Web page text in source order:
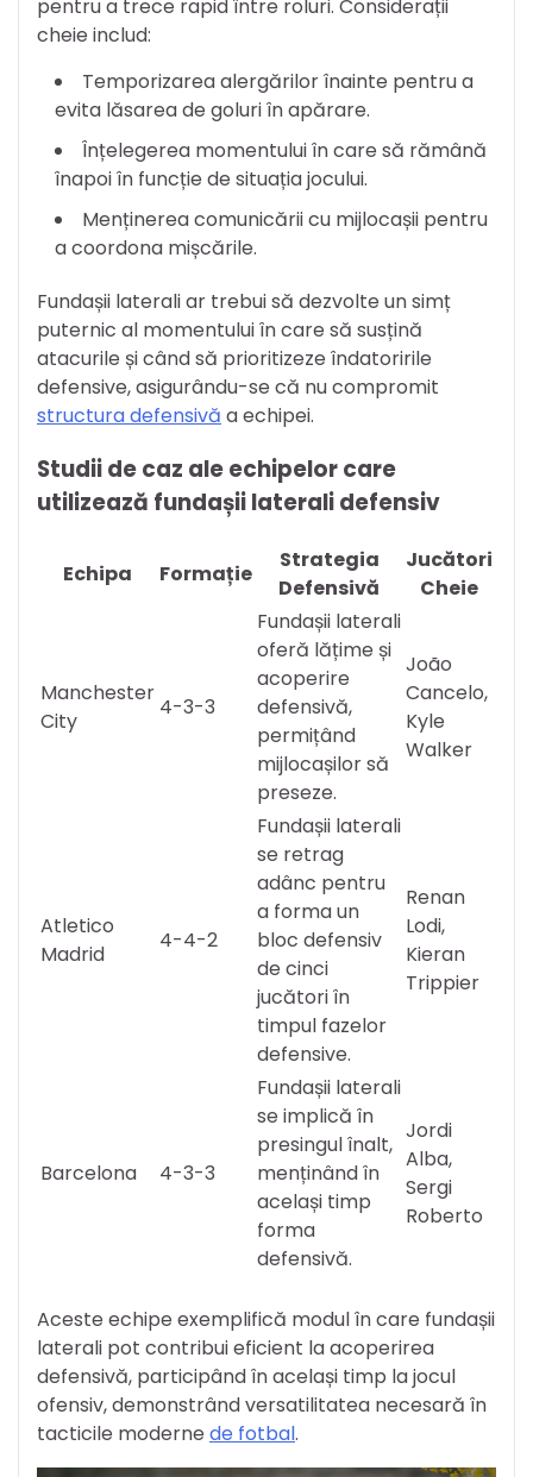
pentru a trece rapid între roluri. Considerații
cheie includ:
Temporizarea alergărilor înainte pentru a
evita lăsarea de goluri în apărare.
Înțelegerea momentului în care să rămână
înapoi în funcție de situația jocului.
Menținerea comunicării cu mijlocașii pentru
a coordona mișcările.
Fundașii laterali ar trebui să dezvolte un simț
puternic al momentului în care să susțină
atacurile și când să prioritizeze îndatoririle
defensive, asigurându-se că nu compromit
structura defensivă a echipei.
Studii de caz ale echipelor care
utilizează fundașii laterali defensiv
Echipa Formație
Strategia
Defensivă
Jucători
Cheie
Manchester
City
4-3-3
Fundașii laterali
oferă lățime și
acoperire
defensivă,
permițând
mijlocașilor să
preseze.
João
Cancelo,
Kyle
Walker
Atletico
Madrid
4-4-2
Fundașii laterali
se retrag
adânc pentru
a forma un
bloc defensiv
de cinci
jucători în
timpul fazelor
defensive.
Renan
Lodi,
Kieran
Trippier
Barcelona 4-3-3
Fundașii laterali
se implică în
presingul înalt,
menținând în
același timp
forma
defensivă.
Jordi
Alba,
Sergi
Roberto
Aceste echipe exemplifică modul în care fundașii
laterali pot contribui eficient la acoperirea
defensivă, participând în același timp la jocul
ofensiv, demonstrând versatilitatea necesară în
tacticile moderne de fotbal.